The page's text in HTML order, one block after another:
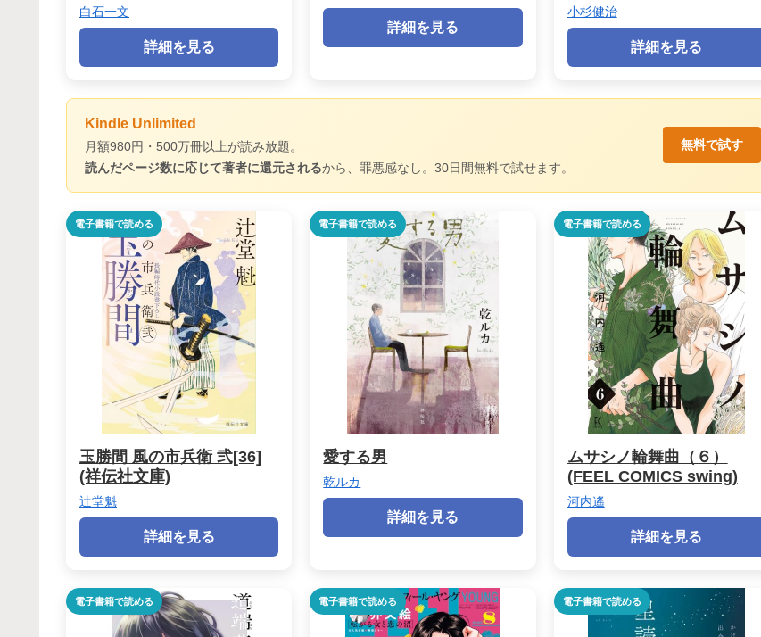
白石一文
詳細を見る
詳細を見る
小杉健治
詳細を見る
Kindle Unlimited
月額980円・500万冊以上が読み放題。
読んだページ数に応じて著者に還元されるから、罪悪感なし。30日間無料で試せます。
無料で試す
電子書籍で読める
玉勝間 風の市兵衛 弐[36]
(祥伝社文庫)
辻堂魁
詳細を見る
電子書籍で読める
愛する男
乾ルカ
詳細を見る
電子書籍で読める
ムサシノ輪舞曲（６）
(FEEL COMICS swing)
河内遙
詳細を見る
電子書籍で読める 電子書籍で読める 電子書籍で読める